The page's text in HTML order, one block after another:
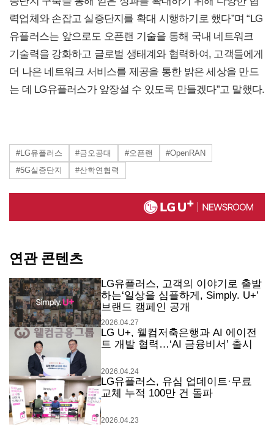
력업체와 손잡고 실증단지를 확대 시행하기로 했다”며 “LG
유플러스는 앞으로도 오픈랜 기술을 통해 국내 네트워크
기술력을 강화하고 글로벌 생태계와 협력하여, 고객들에게
더 나은 네트워크 서비스를 제공을 통한 밝은 세상을 만드
는 데 LG유플러스가 앞장설 수 있도록 만들겠다”고 말했다.
#LG유플러스 #금오공대 #오픈랜
#OpenRAN
#5G실증단지
#산학연협력
연관 콘텐츠
LG유플러스, 고객의 이야기로 출발
하는‘일상을 심플하게, Simply. U+’
브랜드 캠페인 공개
2026.04.27
LG U+, 웰컴저축은행과 AI 에이전
트 개발 협력…‘AI 금융비서’ 출시
2026.04.24
LG유플러스, 유심 업데이트·무료
교체 누적 100만 건 돌파
2026.04.23